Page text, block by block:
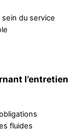
du service
l’entretien
fluides